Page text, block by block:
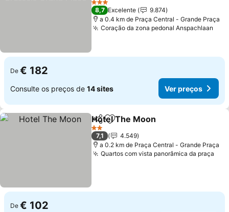
3 Estrelas
8,7 Excelente
9.874
a 0.4 km de Praça Central - Grande Praça
Coração da zona pedonal Anspachlaan
De € 182
Consulte os preços de 14 sites Ver preços
PartilharAdicionar aos favoritos
Hotel The Moon
2 Estrelas
7,1
4.549
a 0.2 km de Praça Central - Grande Praça
Quartos com vista panorâmica da praça
De € 102